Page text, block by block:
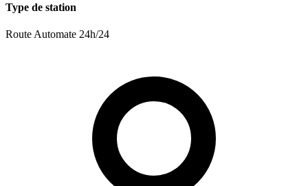
Type de station
Route Automate 24h/24